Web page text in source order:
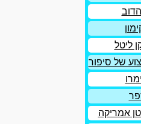
ליטל
של סיפור
אמריקה